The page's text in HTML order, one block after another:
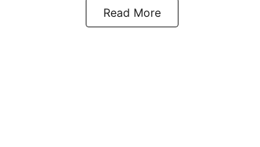
Read More